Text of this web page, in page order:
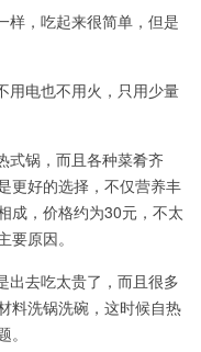
样，吃起来很简单，但是
用电也不用火，只用少量
式锅，而且各种菜肴齐
更好的选择，不仅营养丰
成，价格约为30元，不太
原因。
出去吃太贵了，而且很多
料洗锅洗碗，这时候自热